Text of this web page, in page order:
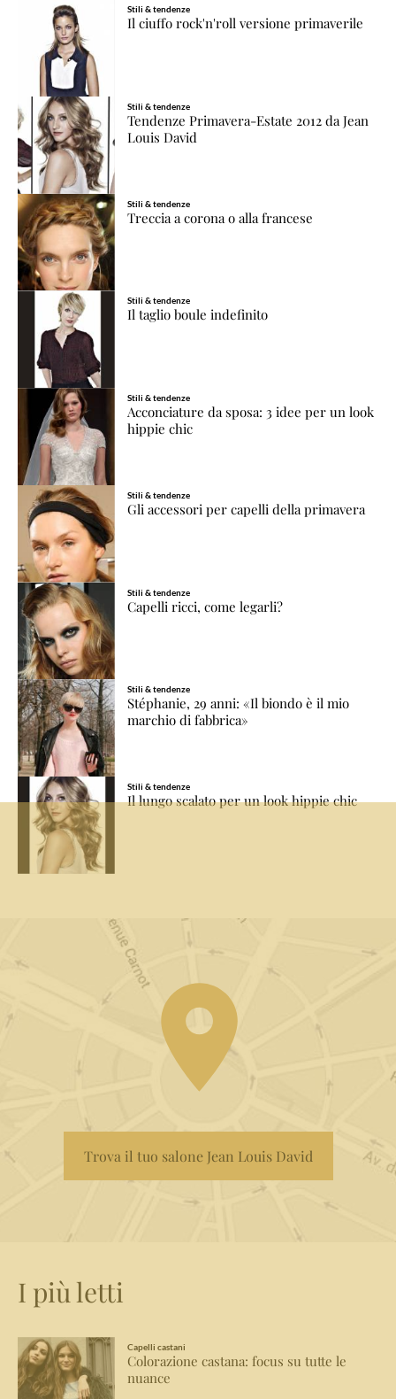
Stili & tendenze
Il ciuffo rock'n'roll versione primaverile
Stili & tendenze
Tendenze Primavera-Estate 2012 da Jean
Louis David
Stili & tendenze
Treccia a corona o alla francese
Stili & tendenze
Il taglio boule indefinito
Stili & tendenze
Acconciature da sposa: 3 idee per un look
hippie chic
Stili & tendenze
Gli accessori per capelli della primavera
Stili & tendenze
Capelli ricci, come legarli?
Stili & tendenze
Stéphanie, 29 anni: «Il biondo è il mio
marchio di fabbrica»
Stili & tendenze
Il lungo scalato per un look hippie chic
Trova il tuo salone Jean Louis David
I più letti
Capelli castani
Colorazione castana: focus su tutte le
nuance